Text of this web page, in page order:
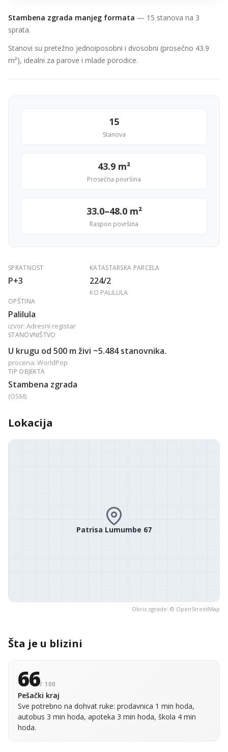
Stambena zgrada manjeg formata — 15 stanova na 3
sprata.
Stanovi su pretežno jednoiposobni i dvosobni (prosečno 43.9
m²), idealni za parove i mlade porodice.
15
Stanova
43.9 m²
Prosečna površina
33.0–48.0 m²
Raspon površina
SPRATNOST
P+3
KATASTARSKA PARCELA
224/2
KO PALILULA
OPŠTINA
Palilula
izvor: Adresni registar
STANOVNIŠTVO
U krugu od 500 m živi ~5.484 stanovnika.
procena: WorldPop
TIP OBJEKTA
Stambena zgrada
(OSM)
Lokacija
Patrisa Lumumbe 67
Obris zgrade: © OpenStreetMap
Šta je u blizini
66/ 100
Pešački kraj
Sve potrebno na dohvat ruke: prodavnica 1 min hoda,
autobus 3 min hoda, apoteka 3 min hoda, škola 4 min
hoda.